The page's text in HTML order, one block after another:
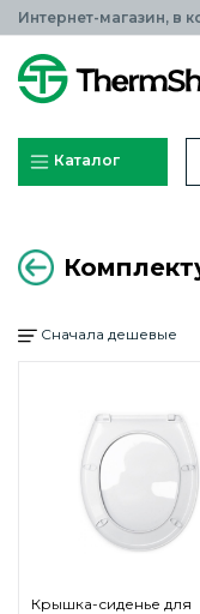
Интернет-магазин, в
Каталог
Сначала дешевые
Крышка-сиденье для